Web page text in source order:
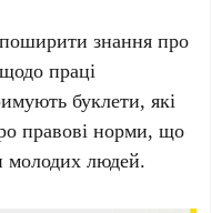
знання про
праці
буклети, які
правові норми, що
молодих людей.